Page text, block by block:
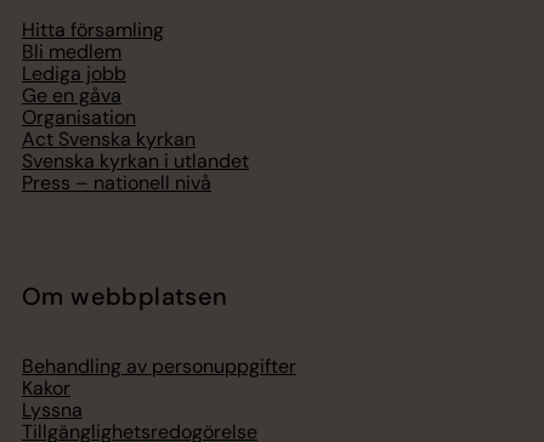
Hitta församling
Bli medlem
Lediga jobb
Ge en gåva
Organisation
Act Svenska kyrkan
Svenska kyrkan i utlandet
Press – nationell nivå
Om webbplatsen
Behandling av personuppgifter
Kakor
Lyssna
Tillgänglighetsredogörelse